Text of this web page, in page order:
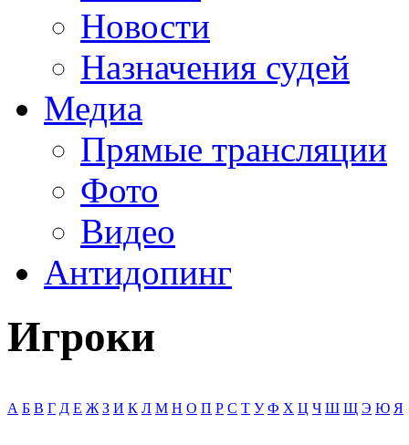
Новости
Назначения судей
Медиа
Прямые трансляции
Фото
Видео
Антидопинг
Игроки
А Б В Г Д Е Ж З И К Л М Н О П Р С Т У Ф Х Ц Ч Ш Щ Э Ю Я